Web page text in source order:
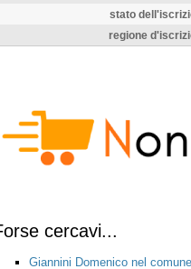
stato
regione
cercavi...
Giannini Domenico nel